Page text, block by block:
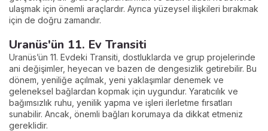
ulaşmak için önemli araçlardır. Ayrıca yüzeysel ilişkileri bırakmak
için de doğru zamandır.
Uranüs'ün 11. Ev Transiti
Uranüs’ün 11. Evdeki Transiti, dostluklarda ve grup projelerinde
ani değişimler, heyecan ve bazen de dengesizlik getirebilir. Bu
dönem, yeniliğe açılmak, yeni yaklaşımlar denemek ve
geleneksel bağlardan kopmak için uygundur. Yaratıcılık ve
bağımsızlık ruhu, yenilik yapma ve işleri ilerletme fırsatları
sunabilir. Ancak, önemli bağları korumaya da dikkat etmeniz
gereklidir.